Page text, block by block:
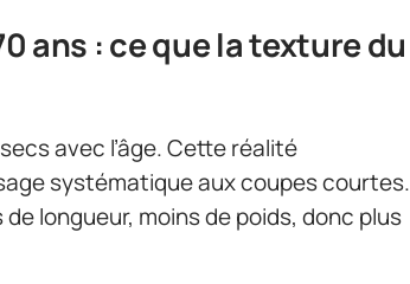
ans : ce que la texture du
avec l’âge. Cette réalité
systématique aux coupes courtes.
longueur, moins de poids, donc plus